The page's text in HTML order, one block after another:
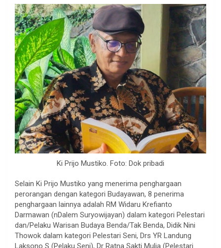
Ki Prijo Mustiko. Foto: Dok pribadi
Selain Ki Prijo Mustiko yang menerima penghargaan
perorangan dengan kategori Budayawan, 8 penerima
penghargaan lainnya adalah RM Widaru Krefianto
Darmawan (nDalem Suryowijayan) dalam kategori Pelestari
dan/Pelaku Warisan Budaya Benda/Tak Benda, Didik Nini
Thowok dalam kategori Pelestari Seni, Drs YR Landung
Laksono S (Pelaku Seni), Dr Ratna Sakti Mulia (Pelestari